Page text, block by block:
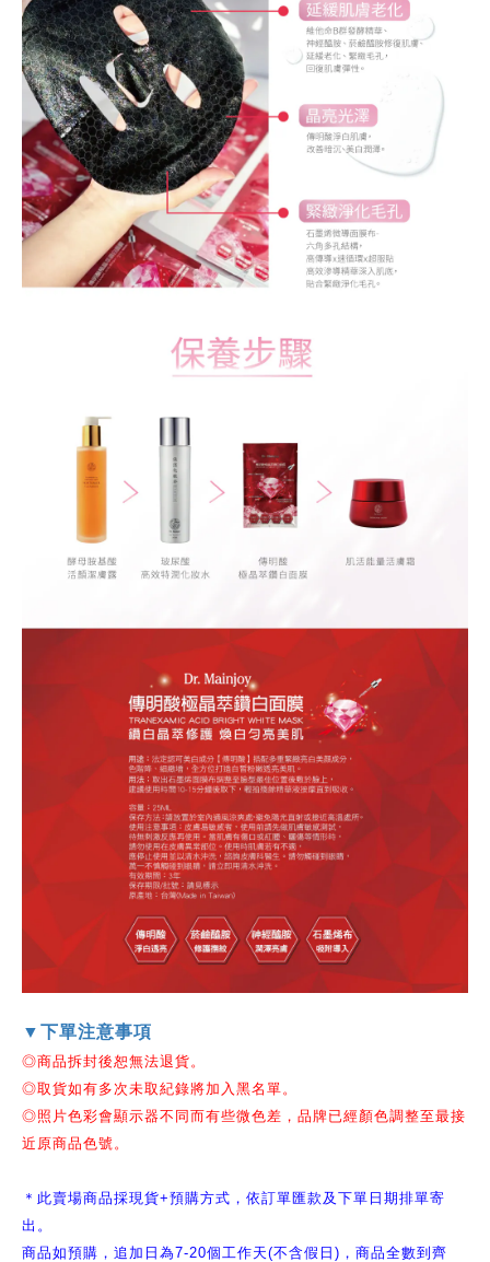
▼下單注意事項
◎商品拆封後恕無法退貨。
◎取貨如有多次未取紀錄將加入黑名單。
◎照片色彩會顯示器不同而有些微色差，品牌已經顏色調整至最接
近原商品色號。
＊此賣場商品採現貨+預購方式，依訂單匯款及下單日期排單寄
出。
商品如預購，追加日為7-20個工作天(不含假日)，商品全數到齊